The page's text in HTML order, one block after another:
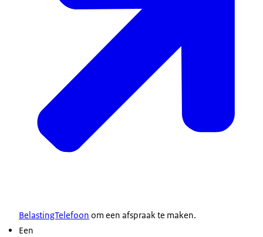
Wilt u weten of u zorgtoeslag kunt krijgen? En
BelastingTelefoon om een afspraak te maken.
Een